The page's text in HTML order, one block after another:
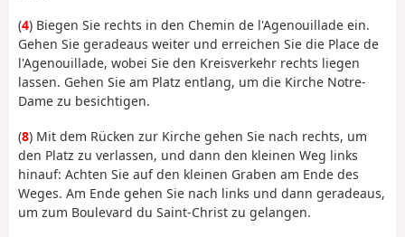
(4) Biegen Sie rechts in den Chemin de l'Agenouillade ein.
Gehen Sie geradeaus weiter und erreichen Sie die Place de
l'Agenouillade, wobei Sie den Kreisverkehr rechts liegen
lassen. Gehen Sie am Platz entlang, um die Kirche Notre-
Dame zu besichtigen.
(8) Mit dem Rücken zur Kirche gehen Sie nach rechts, um
den Platz zu verlassen, und dann den kleinen Weg links
hinauf: Achten Sie auf den kleinen Graben am Ende des
Weges. Am Ende gehen Sie nach links und dann geradeaus,
um zum Boulevard du Saint-Christ zu gelangen.